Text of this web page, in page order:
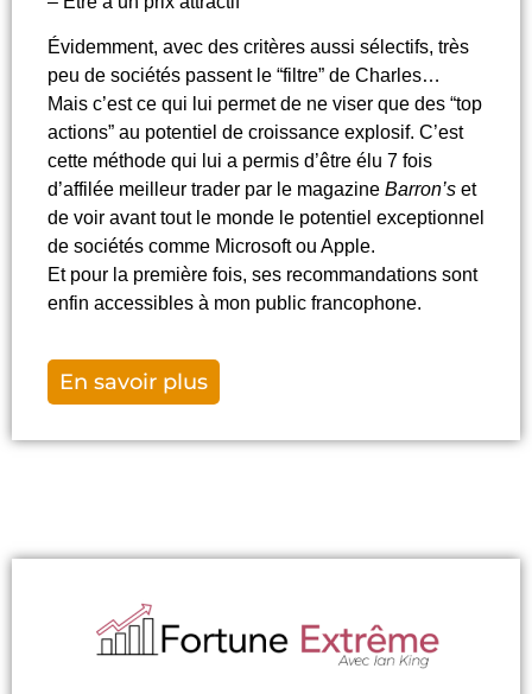
Évidemment, avec des critères aussi sélectifs, très
peu de sociétés passent le “filtre” de Charles…
Mais c’est ce qui lui permet de ne viser que des “top
actions” au potentiel de croissance explosif. C’est
cette méthode qui lui a permis d’être élu 7 fois
d’affilée meilleur trader par le magazine Barron’s et
de voir avant tout le monde le potentiel exceptionnel
de sociétés comme Microsoft ou Apple.
Et pour la première fois, ses recommandations sont
enfin accessibles à mon public francophone.
En savoir plus